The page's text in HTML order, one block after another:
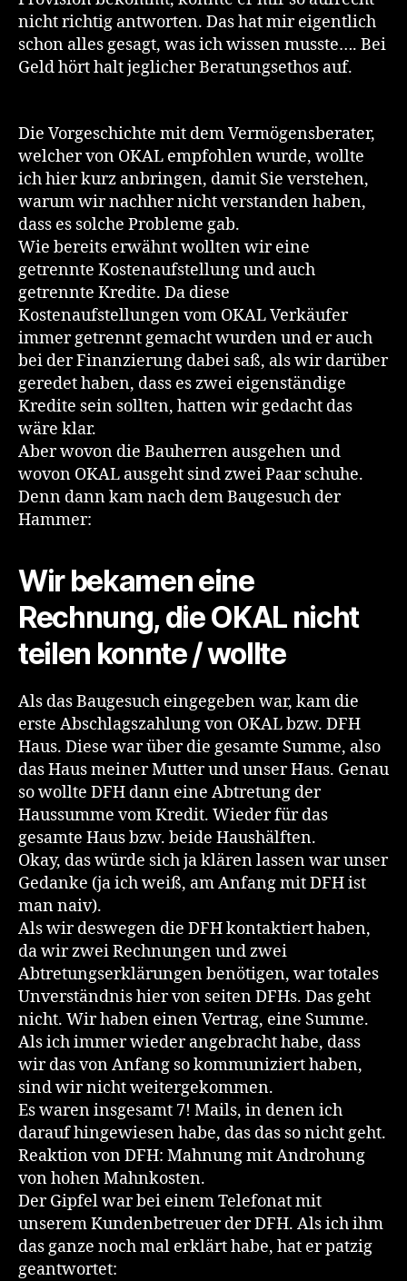
nicht richtig antworten. Das hat mir eigentlich
schon alles gesagt, was ich wissen musste…. Bei
Geld hört halt jeglicher Beratungsethos auf.
Die Vorgeschichte mit dem Vermögensberater,
welcher von OKAL empfohlen wurde, wollte
ich hier kurz anbringen, damit Sie verstehen,
warum wir nachher nicht verstanden haben,
dass es solche Probleme gab.
Wie bereits erwähnt wollten wir eine
getrennte Kostenaufstellung und auch
getrennte Kredite. Da diese
Kostenaufstellungen vom OKAL Verkäufer
immer getrennt gemacht wurden und er auch
bei der Finanzierung dabei saß, als wir darüber
geredet haben, dass es zwei eigenständige
Kredite sein sollten, hatten wir gedacht das
wäre klar.
Aber wovon die Bauherren ausgehen und
wovon OKAL ausgeht sind zwei Paar schuhe.
Denn dann kam nach dem Baugesuch der
Hammer:
Wir bekamen eine
Rechnung, die OKAL nicht
teilen konnte / wollte
Als das Baugesuch eingegeben war, kam die
erste Abschlagszahlung von OKAL bzw. DFH
Haus. Diese war über die gesamte Summe, also
das Haus meiner Mutter und unser Haus. Genau
so wollte DFH dann eine Abtretung der
Haussumme vom Kredit. Wieder für das
gesamte Haus bzw. beide Haushälften.
Okay, das würde sich ja klären lassen war unser
Gedanke (ja ich weiß, am Anfang mit DFH ist
man naiv).
Als wir deswegen die DFH kontaktiert haben,
da wir zwei Rechnungen und zwei
Abtretungserklärungen benötigen, war totales
Unverständnis hier von seiten DFHs. Das geht
nicht. Wir haben einen Vertrag, eine Summe.
Als ich immer wieder angebracht habe, dass
wir das von Anfang so kommuniziert haben,
sind wir nicht weitergekommen.
Es waren insgesamt 7! Mails, in denen ich
darauf hingewiesen habe, das das so nicht geht.
Reaktion von DFH: Mahnung mit Androhung
von hohen Mahnkosten.
Der Gipfel war bei einem Telefonat mit
unserem Kundenbetreuer der DFH. Als ich ihm
das ganze noch mal erklärt habe, hat er patzig
geantwortet: